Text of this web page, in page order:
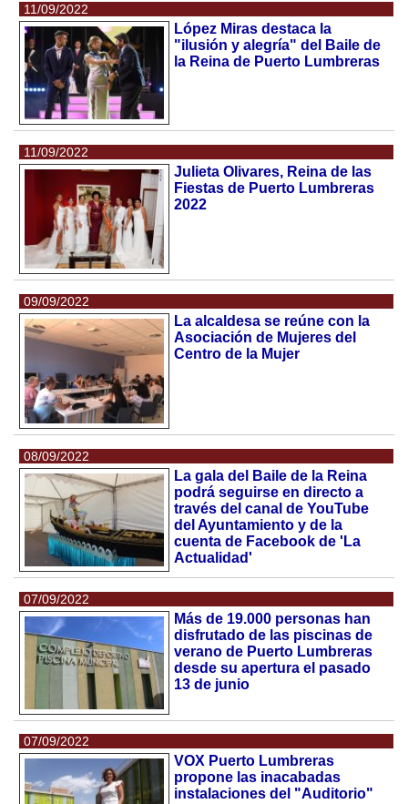
11/09/2022
López Miras destaca la
"ilusión y alegría" del Baile de
la Reina de Puerto Lumbreras
11/09/2022
Julieta Olivares, Reina de las
Fiestas de Puerto Lumbreras
2022
09/09/2022
La alcaldesa se reúne con la
Asociación de Mujeres del
Centro de la Mujer
08/09/2022
La gala del Baile de la Reina
podrá seguirse en directo a
través del canal de YouTube
del Ayuntamiento y de la
cuenta de Facebook de 'La
Actualidad'
07/09/2022
Más de 19.000 personas han
disfrutado de las piscinas de
verano de Puerto Lumbreras
desde su apertura el pasado
13 de junio
07/09/2022
VOX Puerto Lumbreras
propone las inacabadas
instalaciones del "Auditorio"